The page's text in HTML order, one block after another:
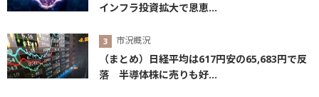
インフラ投資拡大で恩恵...
市況概況
（まとめ）日経平均は617円安の65,683円で反
落 半導体株に売りも好...